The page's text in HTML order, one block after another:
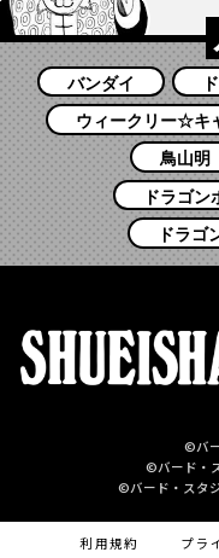
バンダイ
ウィークリー☆キ
鳥山明
ドラゴン
ドラゴ
©バ
©バード・
©バード・スタ
利用規約 プラ